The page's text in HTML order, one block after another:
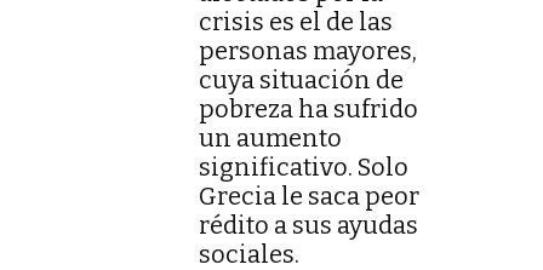
crisis es el de las
personas mayores,
cuya situación de
pobreza ha sufrido
un aumento
significativo. Solo
Grecia le saca peor
rédito a sus ayudas
sociales.